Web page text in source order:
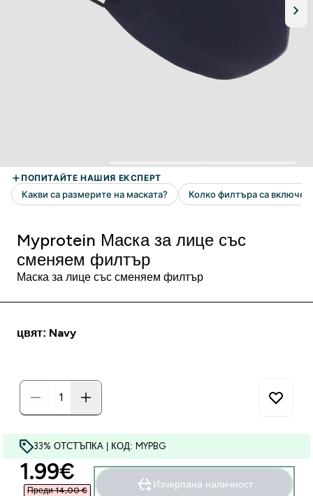
Myprotein Маска за лице със
сменяем филтър
Маска за лице със сменяем филтър
цвят: Navy
33% ОТСТЪПКА | КОД: MYPBG
discounted price
1.99€‎
Преди 14,00 €‎
Изчерпана наличност